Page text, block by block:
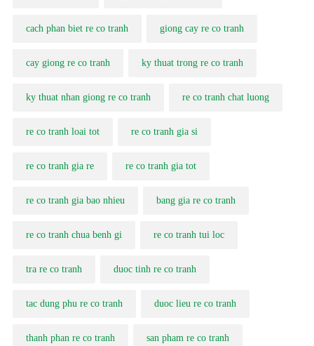
cach phan biet re co tranh giong cay re co tranh
cay giong re co tranh ky thuat trong re co tranh
ky thuat nhan giong re co tranh re co tranh chat luong
re co tranh loai tot re co tranh gia si
re co tranh gia re re co tranh gia tot
re co tranh gia bao nhieu bang gia re co tranh
re co tranh chua benh gi re co tranh tui loc
tra re co tranh duoc tinh re co tranh
tac dung phu re co tranh duoc lieu re co tranh
thanh phan re co tranh san pham re co tranh